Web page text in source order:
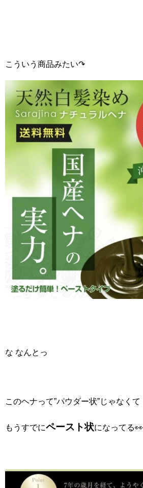
こういう商品みたい↷
な なんとっ
このヘナって”パウダー状”じゃなくて
もうすでにペースト状になってる👀